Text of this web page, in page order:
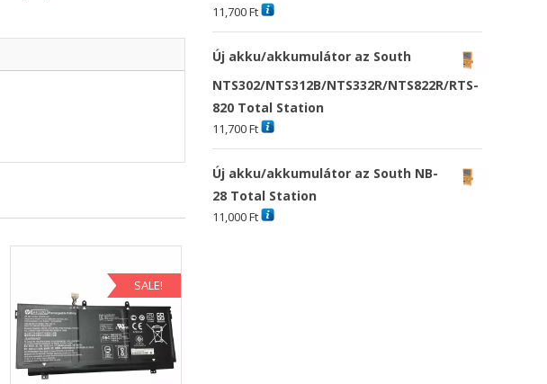
SALE!
11,700Ft
Új akku/akkumulátor az South
NTS302/NTS312B/NTS332R/NTS822R/RTS-
820 Total Station
11,700Ft
Új akku/akkumulátor az South NB-
28 Total Station
11,000Ft